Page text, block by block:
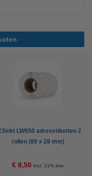
LW650 adresetiketten 2
rollen (89 x 28 mm)
€ 8,50 Incl. 21% btw